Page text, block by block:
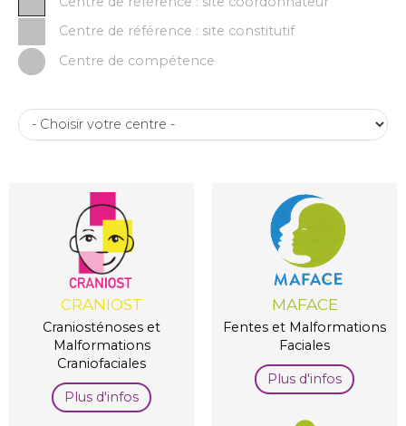
Centre de référence : site constitutif
Centre de compétence
CRANIOST
Craniosténoses et
Malformations
Craniofaciales
Plus d'infos
MAFACE
Fentes et Malformations
Faciales
Plus d'infos